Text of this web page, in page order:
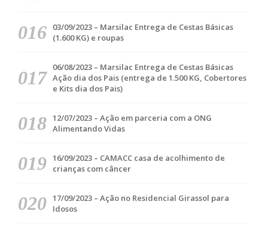
03/09/2023 – Marsilac Entrega de Cestas Básicas
(1.600 KG) e roupas
06/08/2023 – Marsilac Entrega de Cestas Básicas
Ação dia dos Pais (entrega de 1.500 KG, Cobertores
e Kits dia dos Pais)
12/07/2023 – Ação em parceria com a ONG
Alimentando Vidas
16/09/2023 – CAMACC casa de acolhimento de
crianças com câncer
17/09/2023 – Ação no Residencial Girassol para
Idosos